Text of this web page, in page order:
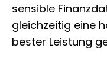
sensible
gleichzeitig eine
bester Leistung